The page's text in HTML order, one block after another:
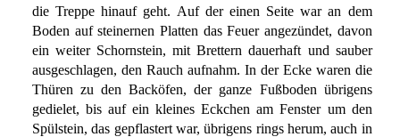
die Treppe hinauf geht. Auf der einen Seite war an dem
Boden auf steinernen Platten das Feuer angezündet, davon
ein weiter Schornstein, mit Brettern dauerhaft und sauber
ausgeschlagen, den Rauch aufnahm. In der Ecke waren die
Thüren zu den Backöfen, der ganze Fußboden übrigens
gedielet, bis auf ein kleines Eckchen am Fenster um den
Spülstein, das gepflastert war, übrigens rings herum, auch in